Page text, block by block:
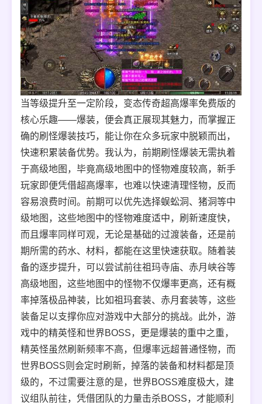
当等级提升至一定阶段，变态传奇超高爆率免费版的
核心乐趣——爆装，便会真正展现其魅力，而掌握正
确的刷怪爆装技巧，能让你在众多玩家中脱颖而出，
快速积累装备优势。我认为，前期刷怪爆装无需执着
于高级地图，毕竟高级地图中的怪物难度较高，新手
玩家即便凭借超高爆率，也难以快速清理怪物，反而
容易浪费时间。前期可以优先选择蜈蚣洞、猪洞等中
级地图，这些地图中的怪物难度适中，刷新速度快，
而且爆率同样可观，无论是基础的过渡装备，还是前
期所需的药水、材料，都能在这里快速获取。随着装
备的逐步提升，可以尝试前往祖玛寺庙、赤月峡谷等
高级地图，这些地图中的怪物不仅爆率更高，还有概
率掉落极品神装，比如祖玛套装、赤月套装等，这些
装备足以支撑你应对游戏中大部分的挑战。此外，游
戏中的精英怪和世界BOSS，更是爆装的重中之重，
精英怪虽然刷新频率不高，但爆率远超普通怪物，而
世界BOSS则会定时刷新，掉落的装备和材料都是顶
级的，不过需要注意的是，世界BOSS难度极大，建
议组队前往，凭借团队的力量击杀BOSS，才能顺利